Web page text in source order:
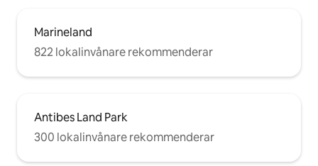
Marineland
822 lokalinvånare rekommenderar
Antibes Land Park
300 lokalinvånare rekommenderar